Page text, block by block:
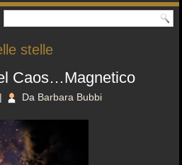
stelle
Caos…Magnetico
| Da Barbara Bubbi